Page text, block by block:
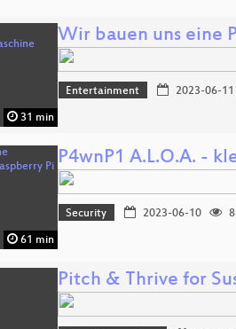
31 min
Wir bauen uns eine
Entertainment 2023-06-11
61 min
P4wnP1 A.L.O.A. -
Security 2023-06-10
Pitch & Thrive for